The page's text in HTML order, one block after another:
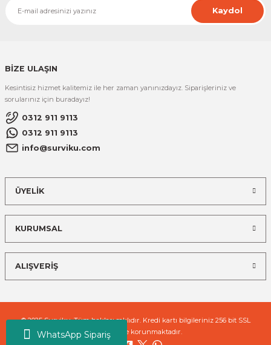
WhatsApp Sipariş
Kaydol
BİZE ULAŞIN
Kesintisiz hizmet kalitemiz ile her zaman yanınızdayız. Siparişleriniz ve
sorularınız için buradayız!
0312 911 9113
0312 911 9113
info@surviku.com
ÜYELİK
KURUMSAL
ALIŞVERİŞ
© 2025 Surviku. Tüm hakları saklıdır. Kredi kartı bilgileriniz 256 bit SSL
sertifikası ile korunmaktadır.